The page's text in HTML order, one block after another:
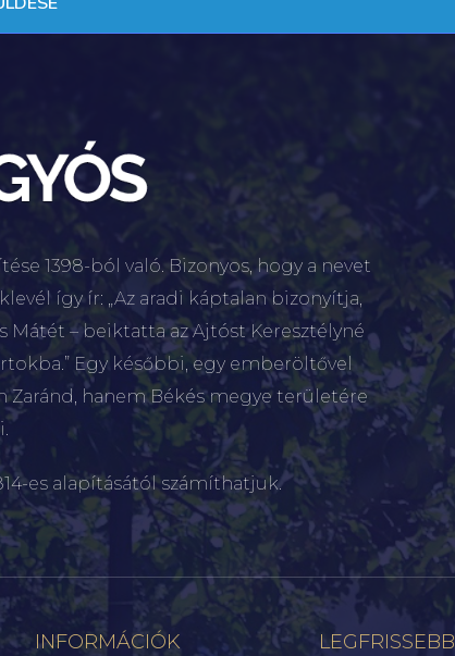
1398-ból való. Bizonyos, hogy a nevet
így ír: „Az aradi káptalan bizonyítja,
Mátét – beiktatta az Ajtóst Keresztélyné
Egy későbbi, egy emberöltővel
hanem Békés megye területére
es alapításától számíthatjuk.
INFORMÁCIÓK LEGFRISSEBB